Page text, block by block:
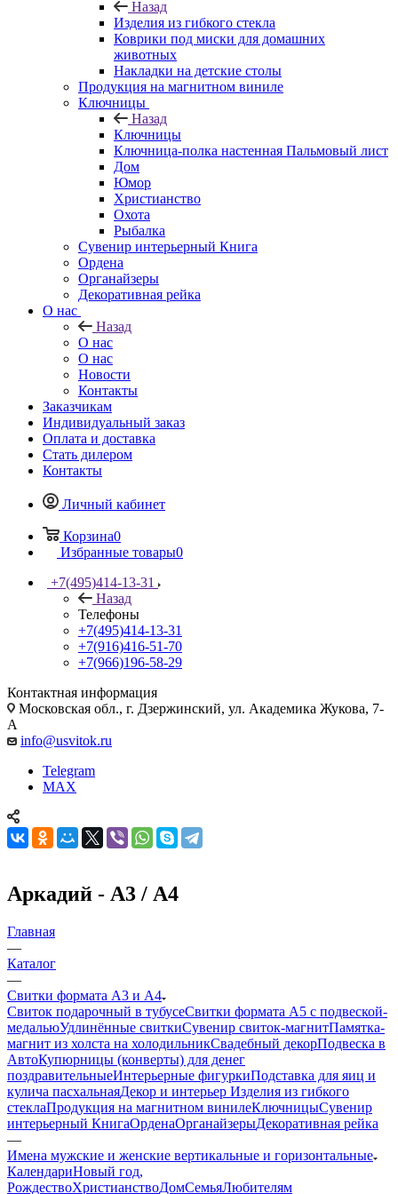
Назад
Изделия из гибкого стекла
Коврики под миски для домашних
животных
Накладки на детские столы
Продукция на магнитном виниле
Ключницы
Назад
Ключницы
Ключница-полка настенная Пальмовый лист
Дом
Юмор
Христианство
Охота
Рыбалка
Сувенир интерьерный Книга
Ордена
Органайзеры
Декоративная рейка
О нас
Назад
О нас
О нас
Новости
Контакты
Заказчикам
Индивидуальный заказ
Оплата и доставка
Стать дилером
Контакты
Личный кабинет
Корзина0
Избранные товары0
+7(495)414-13-31
Назад
Телефоны
+7(495)414-13-31
+7(916)416-51-70
+7(966)196-58-29
Контактная информация
Московская обл., г. Дзержинский, ул. Академика Жукова, 7-
А
info@usvitok.ru
Telegram
MAX
Аркадий - А3 / А4
Главная
—
Каталог
—
Свитки формата А3 и А4
Свиток подарочный в тубусеСвитки формата А5 с подвеской-
медальюУдлинённые свиткиСувенир свиток-магнитПамятка-
магнит из холста на холодильникСвадебный декорПодвеска в
АвтоКупюрницы (конверты) для денег
поздравительныеИнтерьерные фигуркиПодставка для яиц и
кулича пасхальнаяДекор и интерьер Изделия из гибкого
стеклаПродукция на магнитном винилеКлючницыСувенир
интерьерный КнигаОрденаОрганайзерыДекоративная рейка
—
Имена мужские и женские вертикальные и горизонтальные
КалендариНовый год,
РождествоХристианствоДомСемьяЛюбителям